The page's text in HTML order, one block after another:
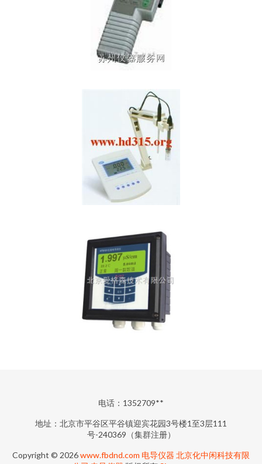
电话：1352709**
地址：北京市平谷区平谷镇迎宾花园3号楼1至3层111
号-240369（集群注册）
Copyright © 2026www.fbdnd.com 电导仪器 北京化中闲科技有限